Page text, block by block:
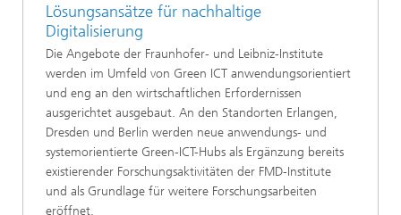
Lösungsansätze für nachhaltige
Digitalisierung
Die Angebote der Fraunhofer- und Leibniz-Institute
werden im Umfeld von Green ICT anwendungsorientiert
und eng an den wirtschaftlichen Erfordernissen
ausgerichtet ausgebaut. An den Standorten Erlangen,
Dresden und Berlin werden neue anwendungs- und
systemorientierte Green-ICT-Hubs als Ergänzung bereits
existierender Forschungsaktivitäten der FMD-Institute
und als Grundlage für weitere Forschungsarbeiten
eröffnet.